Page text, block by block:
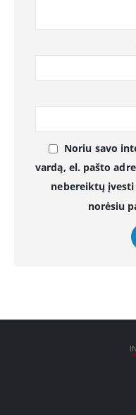
Noriu savo
vardą, el. pašto
nebereiktų
norėsiu